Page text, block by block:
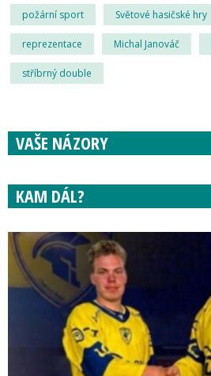
požární sport Světové hasičské hry
reprezentace Michal Janováč
stříbrný double
VAŠE NÁZORY
KAM DÁL?